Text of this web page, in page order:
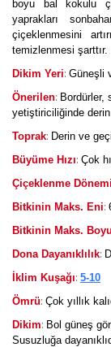
boyu bal kokulu
yaprakları
çiçeklenmesini
temizlenmesi şarttır.
Dikim Yeri: Güneşli
Önerilen: Bordürler,
yetiştiriciliğinde
Toprak: Derin ve
Büyüme Hızı: Çok
Çiçeklenme Dönemi
Bitkinin Maks. Eni:
Bitkinin Maks. Boyu
Dona Dayanıklılık:
İklim Kuşağı: 5-10
Ömrü: Çok yıllık
Dikim: Bol güneş
Susuzluğa